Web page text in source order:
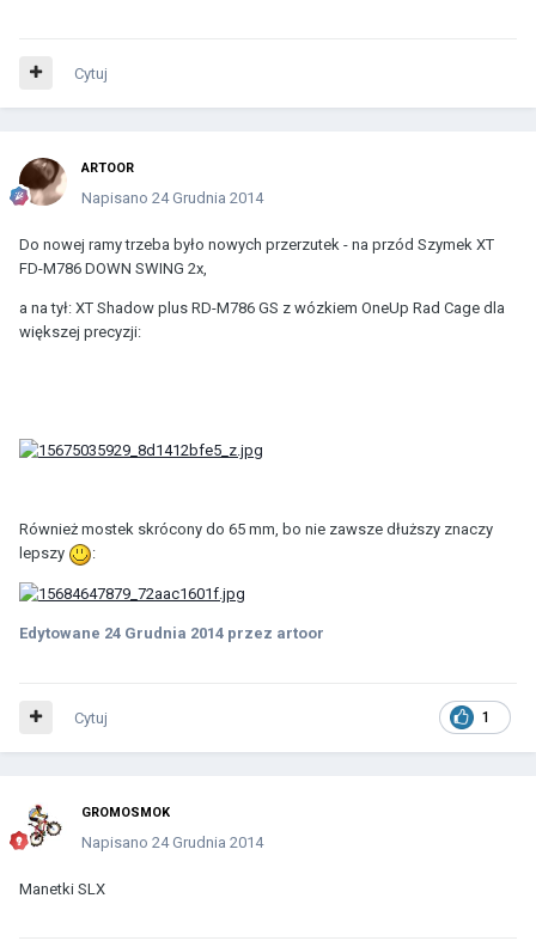
Cytuj
ARTOOR
Napisano 24 Grudnia 2014
Do nowej ramy trzeba było nowych przerzutek - na przód Szymek XT
FD-M786 DOWN SWING 2x,
a na tył: XT Shadow plus RD-M786 GS z wózkiem OneUp Rad Cage dla
większej precyzji:
Również mostek skrócony do 65 mm, bo nie zawsze dłuższy znaczy
lepszy
:
Edytowane 24 Grudnia 2014 przez artoor
1
Cytuj
GROMOSMOK
Napisano 24 Grudnia 2014
Manetki SLX